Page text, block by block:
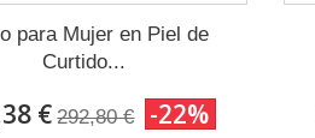
para Mujer en Piel de
Curtido...
€ 292,80 € -22%